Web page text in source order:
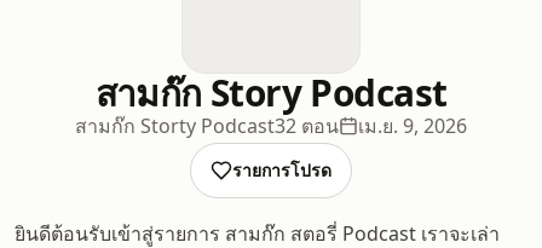
สามก๊ก Story Podcast
สามก๊ก Storty Podcast32 ตอน เม.ย. 9, 2026
รายการโปรด
ยินดีต้อนรับเข้าสู่รายการ สามก๊ก สตอรี่ Podcast เราจะเล่า